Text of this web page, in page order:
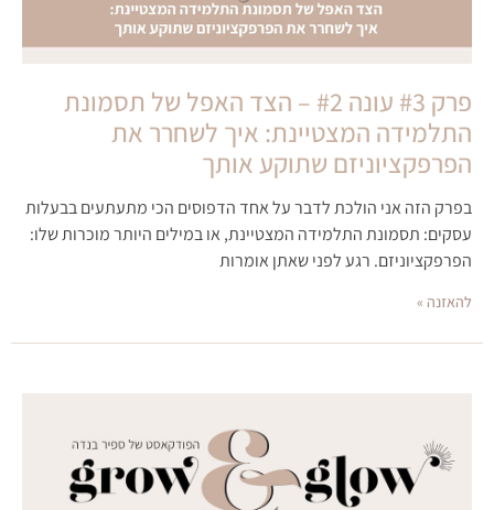
פרק #3 עונה #2 – הצד האפל של תסמונת
התלמידה המצטיינת: איך לשחרר את
הפרפקציוניזם שתוקע אותך
בפרק הזה אני הולכת לדבר על אחד הדפוסים הכי מתעתעים בבעלות
עסקים: תסמונת התלמידה המצטיינת, או במילים היותר מוכרות שלו:
הפרפקציוניזם. רגע לפני שאתן אומרות
להאזנה »